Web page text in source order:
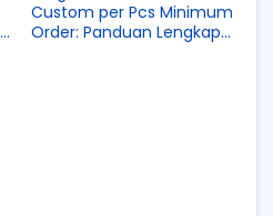
Custom per Pcs Minimum
Order: Panduan Lengkap